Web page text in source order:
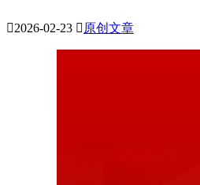
2026-02-23  原创文章